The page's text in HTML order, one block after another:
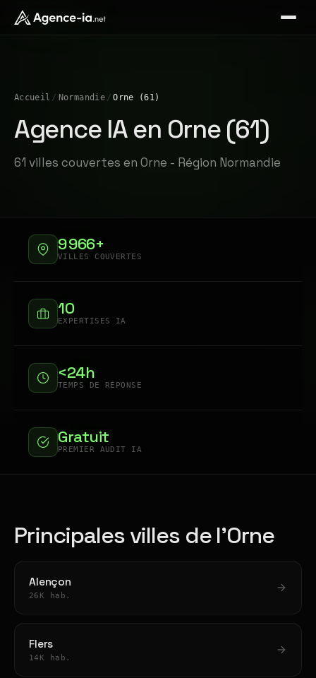
Accueil / Normandie / Orne (61)
Agence IA en Orne (61)
61 villes couvertes en Orne - Région Normandie
9 966+
VILLES COUVERTES
10
EXPERTISES IA
<24h
TEMPS DE RÉPONSE
Gratuit
PREMIER AUDIT IA
Principales villes de l'Orne
Alençon
26K hab.
Flers
14K hab.